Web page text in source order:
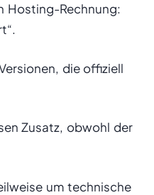
Hosting-Rechnung:
die offiziell
Zusatz, obwohl der
um technische